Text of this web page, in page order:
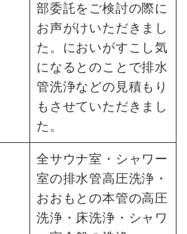
部委託をご検討の際に
お声がけいただきまし
た。においがすこし気
になるとのことで排水
管洗浄などの見積もり
もさせていただきまし
た。
全サウナ室・シャワー
室の排水管高圧洗浄・
おおもとの本管の高圧
洗浄・床洗浄・シャワ